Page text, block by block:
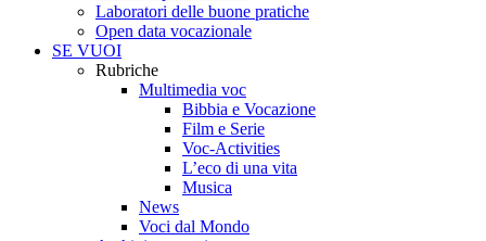
Laboratori delle buone pratiche
Open data vocazionale
SE VUOI
Rubriche
Multimedia voc
Bibbia e Vocazione
Film e Serie
Voc-Activities
L’eco di una vita
Musica
News
Voci dal Mondo